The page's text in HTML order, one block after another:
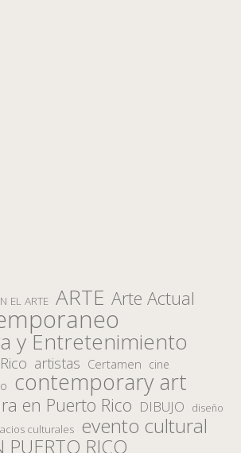
EL ARTE ARTE Arte Actual
y Entretenimiento
artistas Certamen cine
contemporary art
en Puerto Rico DIBUJO diseño
culturales evento cultural
PUERTO RICO